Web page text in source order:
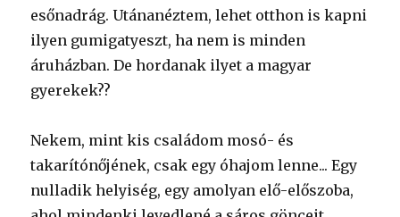
esőnadrág. Utánanéztem, lehet otthon is kapni
ilyen gumigatyeszt, ha nem is minden
áruházban. De hordanak ilyet a magyar
gyerekek??
Nekem, mint kis családom mosó- és
takarítónőjének, csak egy óhajom lenne... Egy
nulladik helyiség, egy amolyan elő-előszoba,